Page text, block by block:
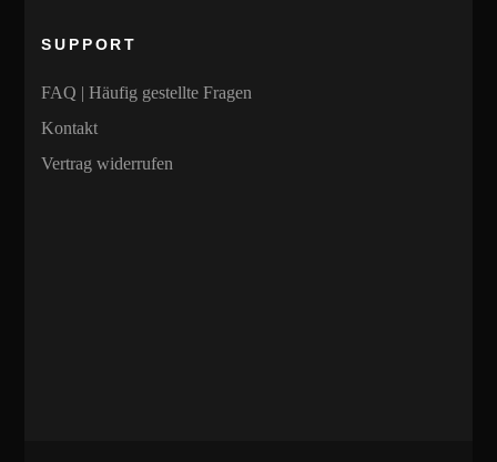
SUPPORT
FAQ | Häufig gestellte Fragen
Kontakt
Vertrag widerrufen